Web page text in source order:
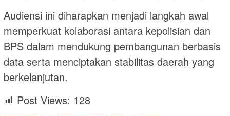
Audiensi ini diharapkan menjadi langkah awal
memperkuat kolaborasi antara kepolisian dan
BPS dalam mendukung pembangunan berbasis
data serta menciptakan stabilitas daerah yang
berkelanjutan.
Post Views: 128